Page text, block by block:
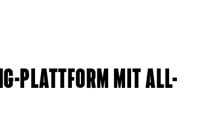
PLATTFORM MIT ALL-